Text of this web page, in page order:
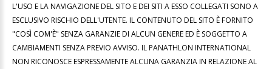
L'USO E LA NAVIGAZIONE DEL SITO E DEI SITI A ESSO COLLEGATI SONO A
ESCLUSIVO RISCHIO DELL'UTENTE. IL CONTENUTO DEL SITO È FORNITO
"COSÌ COM'È" SENZA GARANZIE DI ALCUN GENERE ED È SOGGETTO A
CAMBIAMENTI SENZA PREVIO AVVISO. IL PANATHLON INTERNATIONAL
NON RICONOSCE ESPRESSAMENTE ALCUNA GARANZIA IN RELAZIONE AL